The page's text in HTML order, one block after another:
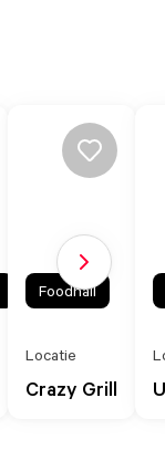
Crazy Grill
Locatie
Foodhall
Volgende